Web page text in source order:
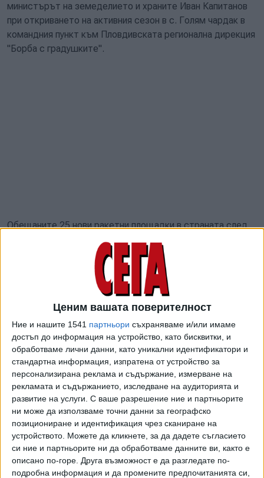
Ценим вашата поверителност
Ние и нашите 1541 партньори съхраняваме и/или имаме
достъп до информация на устройство, като бисквитки, и
обработваме лични данни, като уникални идентификатори и
стандартна информация, изпратена от устройство за
персонализирана реклама и съдържание, измерване на
рекламата и съдържанието, изследване на аудиторията и
развитие на услуги. С ваше разрешение ние и партньорите
ни може да използваме точни данни за географско
позициониране и идентификация чрез сканиране на
устройството. Можете да кликнете, за да дадете съгласието
си ние и партньорите ни да обработваме данните ви, както е
описано по-горе. Друга възможност е да разгледате по-
подробна информация и да промените предпочитанията си,
министърът на земеделието и храните Иван Капитанов
при откриването на активния сезон в с. Голям чардак в
командния пункт към Пловдивската регионална дирекция
"Борба с градушките".
Обещаните 25 нови ракетни площадки в страната след
унищожителните градушки през май и юни 2024 г. обаче
не са изградени. Тогава отново министър на
земеделието бе Георги Тахов и той даде дума час по-
скоро противоградната система да бъде разширена, за
да минимизира рисковете от унищожаване на реколтата.
Оказва се, че въпросните 25 допълнителни ракетни
площадки в областите Видин, Сливен, Пловдив, Хасково,
Стара Загора и Плевен ще заработят евентуално през
2026 г. Миналата година били определени само местата
им и сключени договорите с общините, а самото им
изграждане можело да започне, чак когато се приключат
административните процедури, стана ясно от
поясненията зам.-министър Иван Капитанов.
Той обаче се похвали, че с ракетен и самолетен способ
са защитени от градушка 65% от обработваемите земи
- около 25 млн. декара. С противоградни ракети се